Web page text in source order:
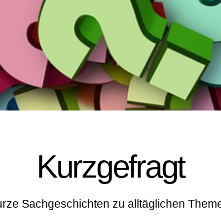
Kurzgefragt
Sachgeschichten zu alltäglichen